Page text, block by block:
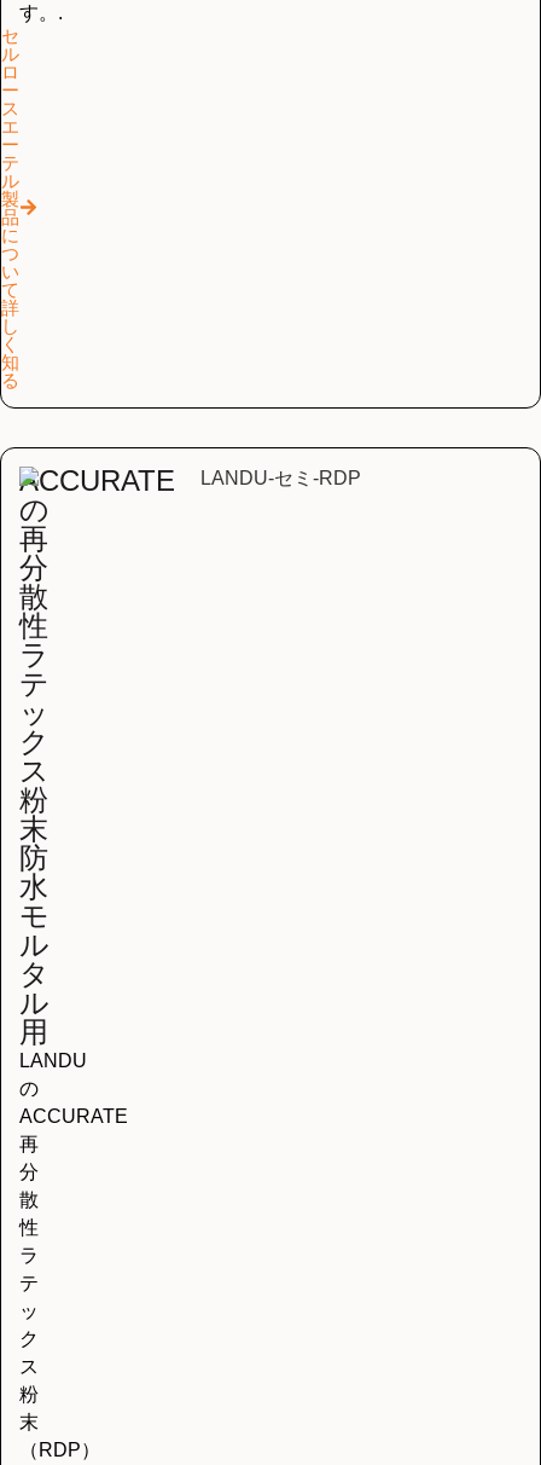
す。.
セ
ル
ロ
ー
ス
エ
ー
テ
ル
製
品
に
つ
い
て
詳
し
く
知
る
ACCURATE
の
再
分
散
性
ラ
テ
ッ
ク
ス
粉
末
防
水
モ
ル
タ
ル
用
LANDU
の
ACCURATE
再
分
散
性
ラ
テ
ッ
ク
ス
粉
末
（RDP）